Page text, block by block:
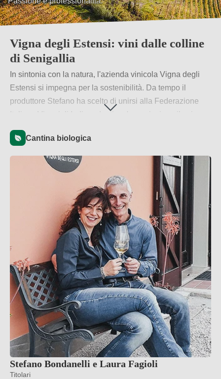
Vigna degli Estensi: vini dalle colline
di Senigallia
In sintonia con la natura, l'azienda vinicola Vigna degli
Estensi si impegna per la sostenibilità. Da tempo il
produttore Stefano ha scelto di unirsi alla Federazione
Italiana Vignaioli Indipendenti, un'associazione il cui
priorità.Per saperne di più
Cantina biologica
Stefano Bondanelli e Laura Fagioli
Titolari